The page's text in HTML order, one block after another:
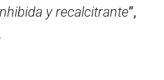
y recalcitrante”,